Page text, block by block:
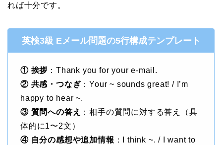
れば十分です。
英検3級 Eメール問題の5行構成テンプレート
① 挨拶 ：Thank you for your e-mail.
② 共感・つなぎ ：Your ~ sounds great! / I’m
happy to hear ~.
③ 質問への答え
：相手の質問に対する答え（具
体的に1〜2文）
④ 自分の感想や追加情報 ：I think ~. / I want to